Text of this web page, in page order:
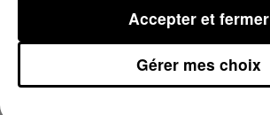
Gérer mes choix
Accepter et fermer